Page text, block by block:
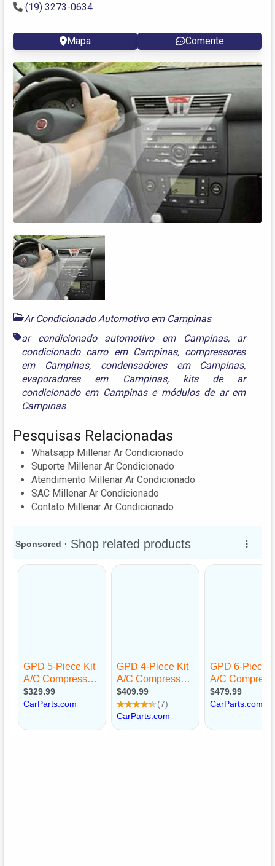
(19) 3273-0634
Mapa Comente
Ar Condicionado Automotivo em Campinas
ar condicionado automotivo em Campinas, ar
condicionado carro em Campinas, compressores
em Campinas, condensadores em Campinas,
evaporadores em Campinas, kits de ar
condicionado em Campinase módulos de ar em
Campinas
Pesquisas Relacionadas
Whatsapp Millenar Ar Condicionado
Suporte Millenar Ar Condicionado
Atendimento Millenar Ar Condicionado
SAC Millenar Ar Condicionado
Contato Millenar Ar Condicionado